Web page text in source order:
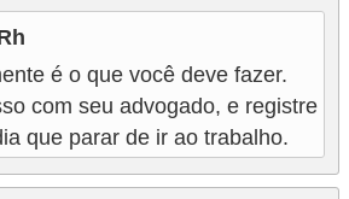
é o que você deve fazer.
com seu advogado, e registre
que parar de ir ao trabalho.